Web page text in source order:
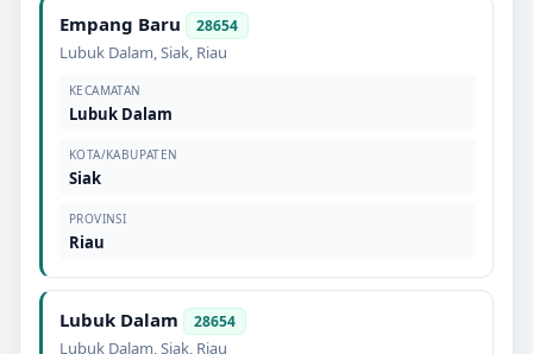
Empang Baru 28654
Lubuk Dalam,Siak, Riau
KECAMATAN
Lubuk Dalam
KOTA/KABUPATEN
Siak
PROVINSI
Riau
Lubuk Dalam 28654
Lubuk Dalam,Siak, Riau